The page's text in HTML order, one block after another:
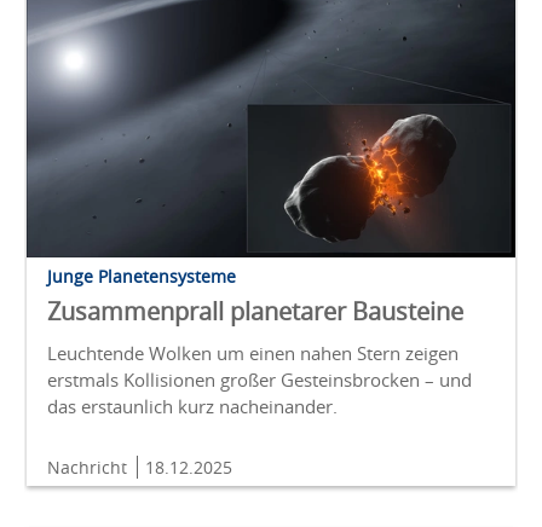
Junge Planetensysteme
Zusammenprall planetarer Bausteine
Leuchtende Wolken um einen nahen Stern zeigen
erstmals Kollisionen großer Gesteinsbrocken – und
das erstaunlich kurz nacheinander.
Nachricht 18.12.2025